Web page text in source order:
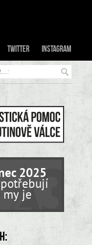
Twitter Instagram
2025
my je